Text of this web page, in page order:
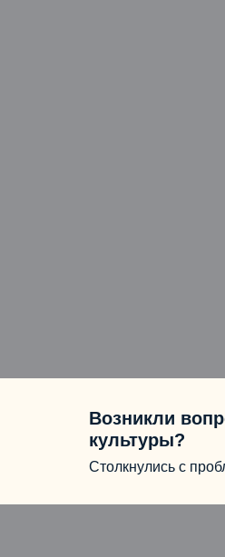
Возникли
культуры?
Столкнулись с